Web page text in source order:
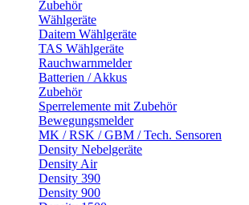
Zubehör
Wählgeräte
Daitem Wählgeräte
TAS Wählgeräte
Rauchwarnmelder
Batterien / Akkus
Zubehör
Sperrelemente mit Zubehör
Bewegungsmelder
MK / RSK / GBM / Tech. Sensoren
Density Nebelgeräte
Density Air
Density 390
Density 900